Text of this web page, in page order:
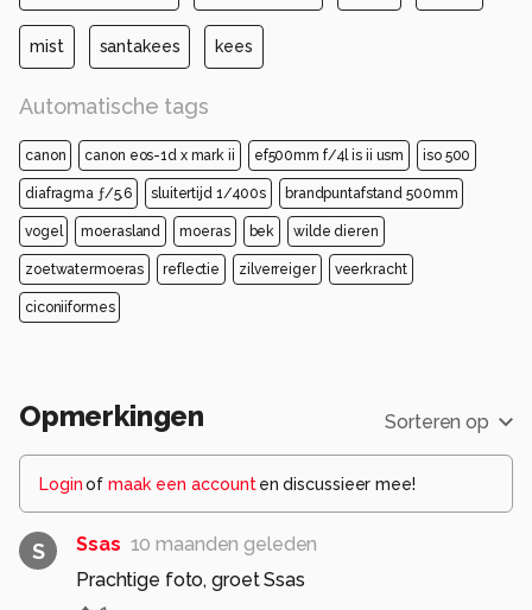
mist santakees kees
Automatische tags
canon canon eos-1d x mark ii ef500mm f/4l is ii usm iso 500
diafragma ƒ/5.6 sluitertijd 1/400s brandpuntafstand 500mm
vogel moerasland moeras bek wilde dieren
zoetwatermoeras reflectie zilverreiger veerkracht
ciconiiformes
Opmerkingen Sorteren op
Loginof maak een account en discussieer mee!
S Ssas 10 maanden geleden
Prachtige foto, groet Ssas